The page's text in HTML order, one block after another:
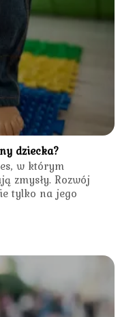
dziecka?
w którym
zmysły. Rozwój
tylko na jego